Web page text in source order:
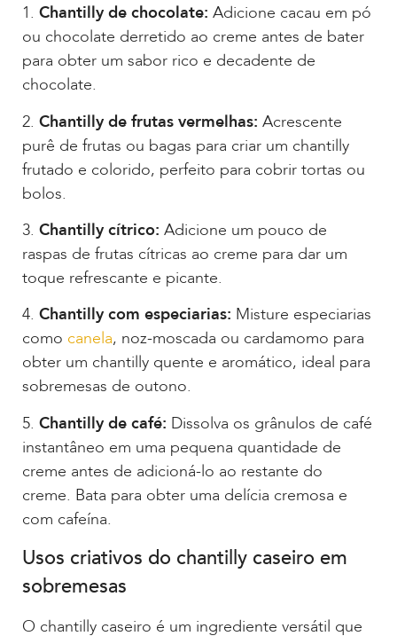
1. Chantilly de chocolate: Adicione cacau em pó
ou chocolate derretido ao creme antes de bater
para obter um sabor rico e decadente de
chocolate.
2. Chantilly de frutas vermelhas: Acrescente
purê de frutas ou bagas para criar um chantilly
frutado e colorido, perfeito para cobrir tortas ou
bolos.
3. Chantilly cítrico: Adicione um pouco de
raspas de frutas cítricas ao creme para dar um
toque refrescante e picante.
4. Chantilly com especiarias: Misture especiarias
como canela, noz-moscada ou cardamomo para
obter um chantilly quente e aromático, ideal para
sobremesas de outono.
5. Chantilly de café: Dissolva os grânulos de café
instantâneo em uma pequena quantidade de
creme antes de adicioná-lo ao restante do
creme. Bata para obter uma delícia cremosa e
com cafeína.
Usos criativos do chantilly caseiro em
sobremesas
O chantilly caseiro é um ingrediente versátil que